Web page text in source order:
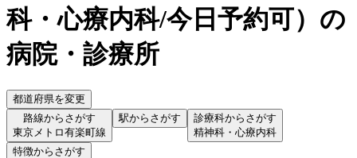
科・心療内科/今日予約可） の
病院・診療所
都道府県を変更
路線からさがす
東京メトロ有楽町線
駅からさがす
診療科からさがす
精神科・心療内科
特徴からさがす